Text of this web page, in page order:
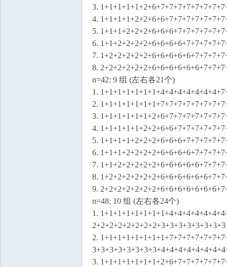
3.
4.
5.
6.
7.
8.
n=42: 9 组 (左右各21个)
1.
2.
3.
4.
5.
6.
7.
8.
9.
n=48: 10 组 (左右各24个)
1.
2.
3.